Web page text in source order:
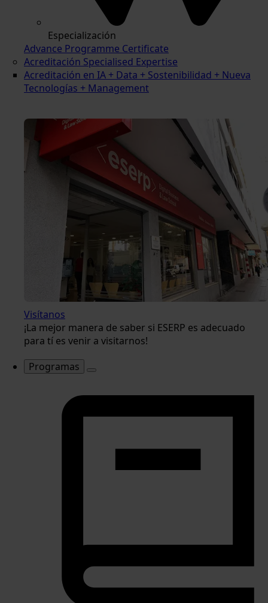
Especialización
Advance Programme Certificate
Acreditación Specialised Expertise
Acreditación en IA + Data + Sostenibilidad + Nueva
Tecnologías + Management
Visítanos
¡La mejor manera de saber si ESERP es adecuado
para tí es venir a visitarnos!
Programas